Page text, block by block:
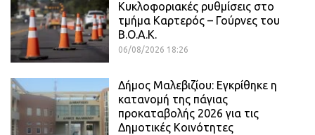
Κυκλοφοριακές ρυθμίσεις στο
τμήμα Καρτερός – Γούρνες του
Β.Ο.Α.Κ.
06/08/2026 18:26
Δήμος Μαλεβιζίου: Εγκρίθηκε η
κατανομή της πάγιας
προκαταβολής 2026 για τις
Δημοτικές Κοινότητες